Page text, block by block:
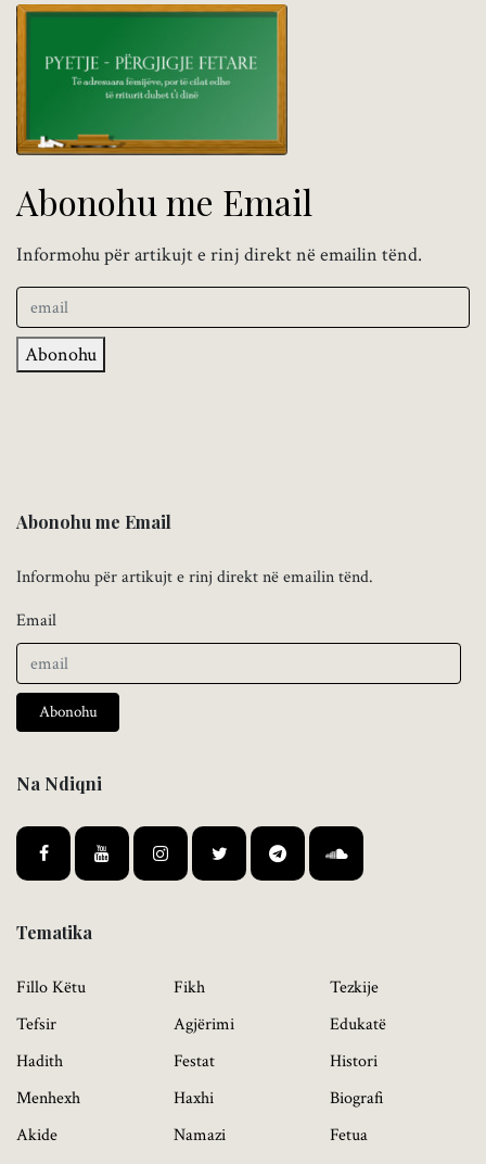
Abonohu me Email
Informohu për artikujt e rinj direkt në emailin tënd.
Abonohu
Abonohu me Email
Informohu për artikujt e rinj direkt në emailin tënd.
Email
Abonohu
Na Ndiqni
Tematika
Fillo Këtu
Tefsir
Hadith
Menhexh
Akide
Fikh
Agjërimi
Festat
Haxhi
Namazi
Tezkije
Edukatë
Histori
Biografi
Fetua